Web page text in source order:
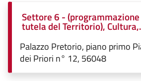
Settore 6 - (programmazione
tutela del Territorio), Cultura,
Turismo, Eventi, Urbanistica e
Gestione associata Strumenti
Urbanistici, Governo del
Edilizia Privata e Pubblica ed
Espropri
Palazzo Pretorio, piano primo
dei Priori n° 12, 56048